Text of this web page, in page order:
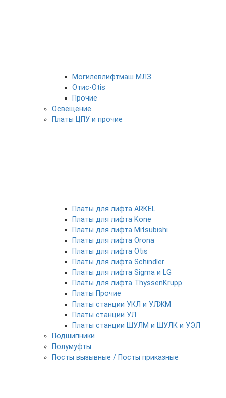
Могилевлифтмаш МЛЗ
Отис-Otis
Прочие
Освещение
Платы ЦПУ и прочие
Платы для лифта ARKEL
Платы для лифта Kone
Платы для лифта Mitsubishi
Платы для лифта Orona
Платы для лифта Otis
Платы для лифта Schindler
Платы для лифта Sigma и LG
Платы для лифта ThyssenKrupp
Платы Прочие
Платы станции УКЛ и УЛЖМ
Платы станции УЛ
Платы станции ШУЛМ и ШУЛК и УЭЛ
Подшипники
Полумуфты
Посты вызывные / Посты приказные